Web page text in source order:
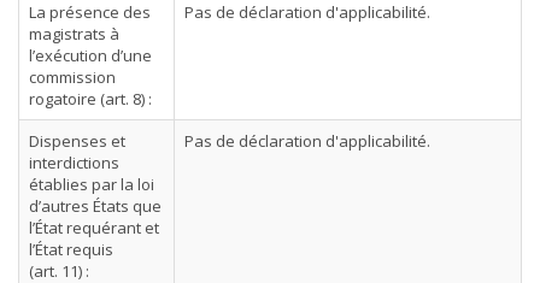
La présence des
magistrats à
l’exécution d’une
commission
rogatoire (art. 8) :
Pas de déclaration d'applicabilité.
Dispenses et
interdictions
établies par la loi
d’autres États que
l’État requérant et
l’État requis
(art. 11) :
Pas de déclaration d'applicabilité.